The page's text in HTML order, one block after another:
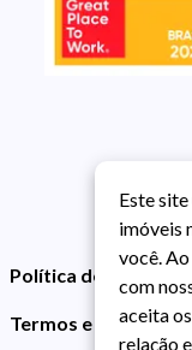
Política de
Termos e
Este
imóveis
você.
com
aceita os
relação